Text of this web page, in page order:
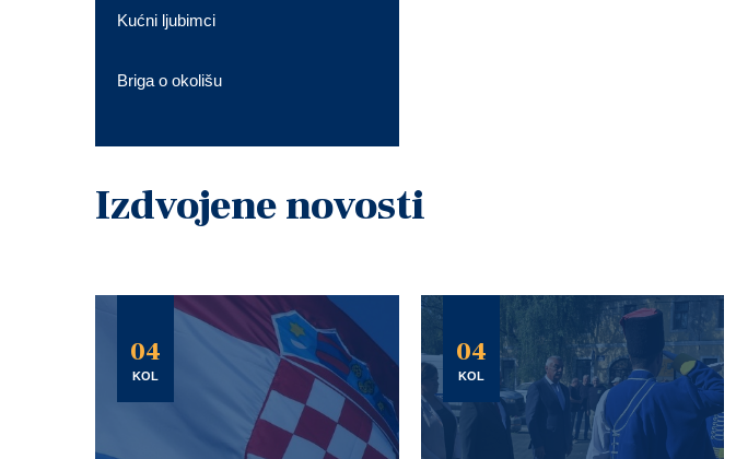
Kućni ljubimci
Briga o okolišu
Izdvojene novosti
04
KOL
04
KOL